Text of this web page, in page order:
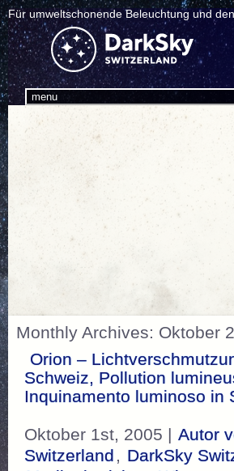
Für umweltschonende Beleuchtung und
menu
Monthly Archives: Oktober
Orion –
Schweiz, Pollution
Inquinamento luminoso in
Oktober 1st, 2005 | Autor
Switzerland , DarkSky